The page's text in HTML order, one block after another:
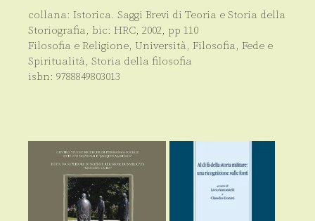
collana: Istorica. Saggi Brevi di Teoria e Storia della
Storiografia, bic: HRC, 2002, pp 110
Filosofia e Religione, Università, Filosofia, Fede e
Spiritualità, Storia della filosofia
isbn: 9788849803013